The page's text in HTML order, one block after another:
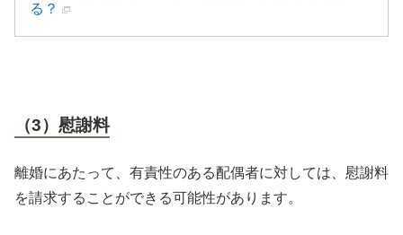
る？
（3）慰謝料
離婚にあたって、有責性のある配偶者に対しては、慰謝料
を請求することができる可能性があります。